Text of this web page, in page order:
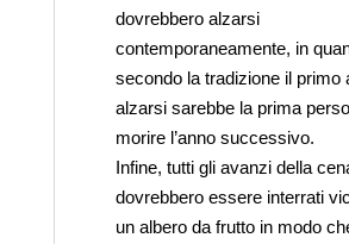
dovrebbero alzarsi
contemporaneamente, in
secondo la tradizione il primo
alzarsi sarebbe la prima
morire l’anno successivo.
Infine, tutti gli avanzi della
dovrebbero essere interrati
un albero da frutto in modo